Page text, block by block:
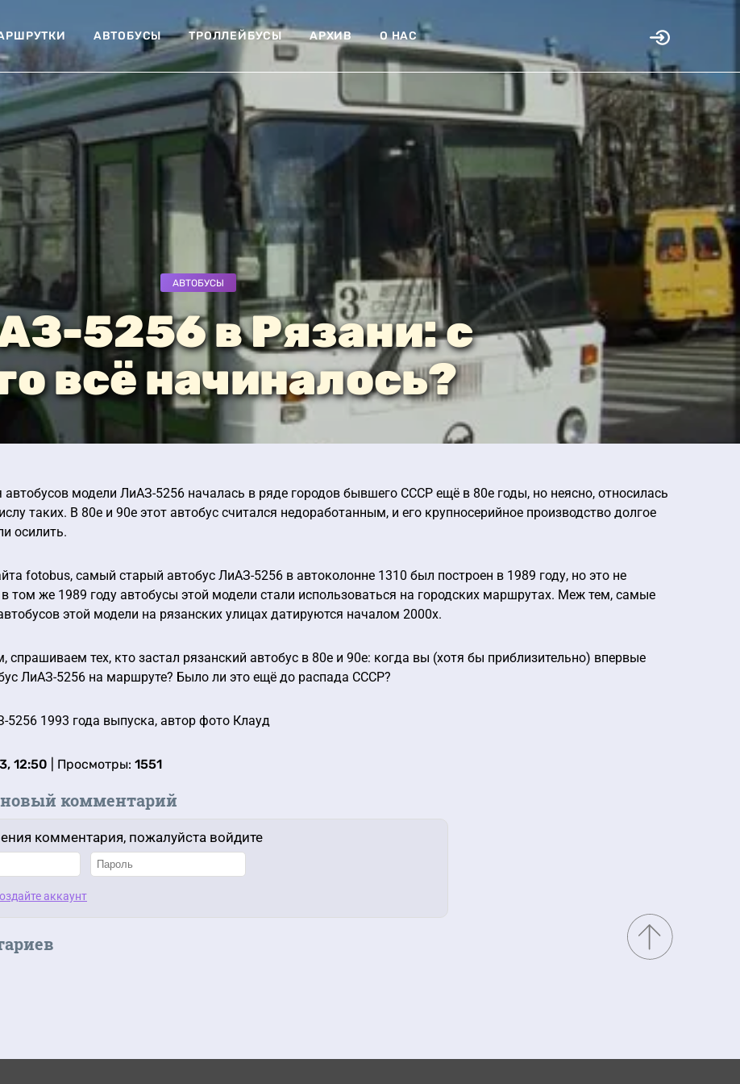
АВТОБУСЫ ТРОЛЛЕЙБУСЫ АРХИВ О НАС
АВТОБУСЫ
5256 в Рязани: с
всё начиналось?
автобусов модели ЛиАЗ-5256 началась в ряде городов бывшего СССР ещё в 80е годы, но неясно, относилась
таких. В 80е и 90е этот автобус считался недоработанным, и его крупносерийное производство долгое
осилить.
fotobus, самый старый автобус ЛиАЗ-5256 в автоколонне 1310 был построен в 1989 году, но это не
в том же 1989 году автобусы этой модели стали использоваться на городских маршрутах. Меж тем, самые
этой модели на рязанских улицах датируются началом 2000х.
спрашиваем тех, кто застал рязанский автобус в 80е и 90е: когда вы (хотя бы приблизительно) впервые
ЛиАЗ-5256 на маршруте? Было ли это ещё до распада СССР?
5256 1993 года выпуска, автор фото Клауд
12:50 | Просмотры: 1551
комментарий
комментария, пожалуйста войдите
аккаунт